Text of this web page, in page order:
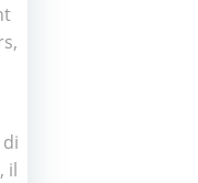
il